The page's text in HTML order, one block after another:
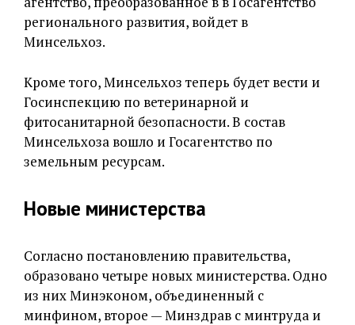
регионального развития, войдет в
Минсельхоз.
Кроме того, Минсельхоз теперь будет вести и
Госинспекцию по ветеринарной и
фитосанитарной безопасности. В состав
Минсельхоза вошло и Госагентство по
земельным ресурсам.
Новые министерства
Согласно постановлению правительства,
образовано четыре новых министерства. Одно
из них Минэконом, объединенный с
минфином, второе — Минздрав с минтруда и